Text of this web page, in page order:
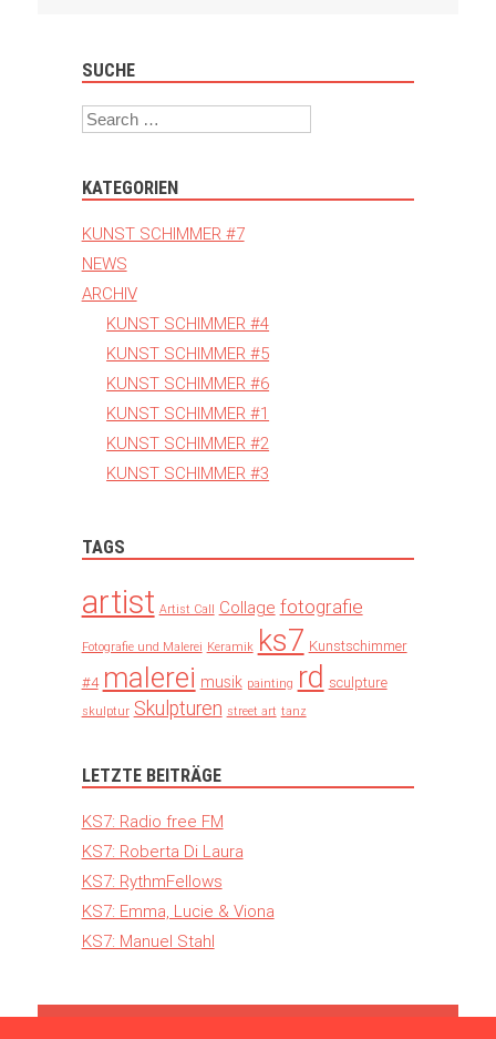
SUCHE
Search
KATEGORIEN
KUNST SCHIMMER #7
NEWS
ARCHIV
KUNST SCHIMMER #4
KUNST SCHIMMER #5
KUNST SCHIMMER #6
KUNST SCHIMMER #1
KUNST SCHIMMER #2
KUNST SCHIMMER #3
TAGS
artist Artist Call Collage fotografie
Fotografie und Malerei Keramik ks7 Kunstschimmer
#4 malerei musik painting rd sculpture
skulptur Skulpturen street art tanz
LETZTE BEITRÄGE
KS7: Radio free FM
KS7: Roberta Di Laura
KS7: RythmFellows
KS7: Emma, Lucie & Viona
KS7: Manuel Stahl